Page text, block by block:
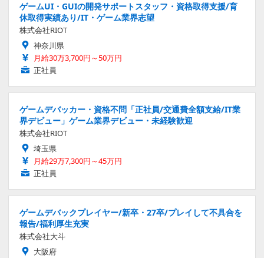
ゲームUI・GUIの開発サポートスタッフ・資格取得支援/育
休取得実績あり/IT・ゲーム業界志望
株式会社RIOT
神奈川県
月給30万3,700円～50万円
正社員
ゲームデバッカー・資格不問「正社員/交通費全額支給/IT業
界デビュー」ゲーム業界デビュー・未経験歓迎
株式会社RIOT
埼玉県
月給29万7,300円～45万円
正社員
ゲームデバックプレイヤー/新卒・27卒/プレイして不具合を
報告/福利厚生充実
株式会社大斗
大阪府